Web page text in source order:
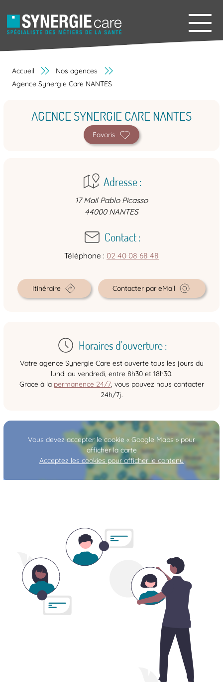
Accueil
Nos agences
Agence Synergie Care NANTES
AGENCE SYNERGIE CARE NANTES
Favoris
Adresse :
17 Mail Pablo Picasso
44000 NANTES
Contact :
Téléphone : 02 40 08 68 48
Itinéraire Contacter par eMail
Horaires d'ouverture :
Votre agence Synergie Care est ouverte tous les jours du
lundi au vendredi, entre 8h30 et 18h30.
Grace à la permanence 24/7, vous pouvez nous contacter
24h/7j.
Vous devez accepter le cookie « Google Maps » pour
afficher la carte
Acceptez les cookies pour afficher le contenu